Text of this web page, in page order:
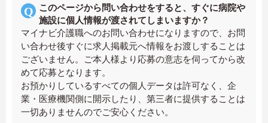
このページから問い合わせをすると、すぐに病院や
施設に個人情報が渡されてしまいますか？
マイナビ介護職へのお問い合わせになりますので、お問
い合わせ後すぐに求人掲載元へ情報をお渡しすることは
ございません。ご本人様より応募の意志を伺ってから改
めて応募となります。
お預かりしているすべての個人データは許可なく、企
業・医療機関側に開示したり、第三者に提供することは
一切ありませんのでご安心ください。